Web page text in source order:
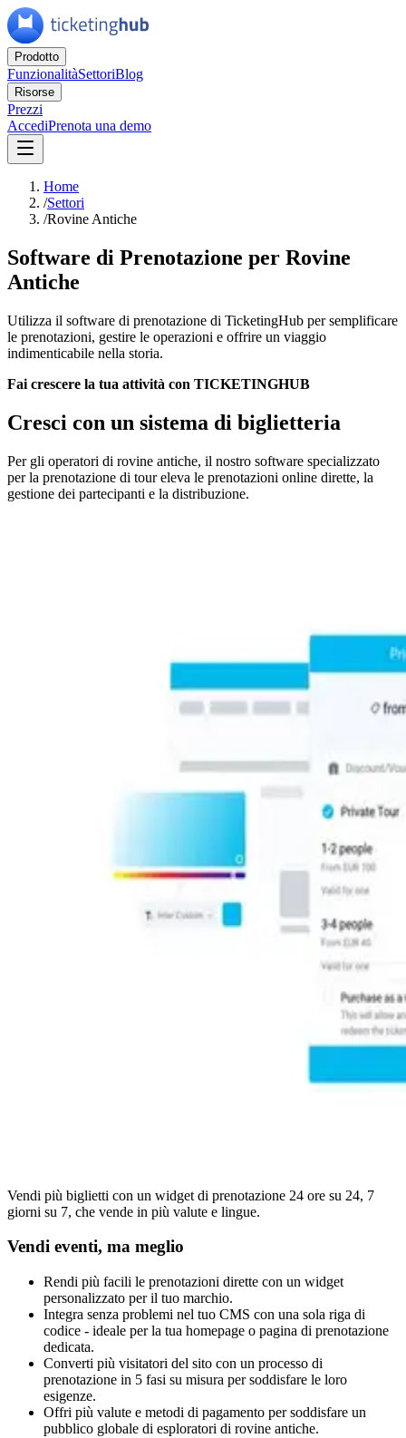
Prodotto
FunzionalitàSettoriBlog
Risorse
Prezzi
AccediPrenota una demo
Home
/Settori
/Rovine Antiche
Software di Prenotazione per Rovine
Antiche
Utilizza il software di prenotazione di TicketingHub per semplificare
le prenotazioni, gestire le operazioni e offrire un viaggio
indimenticabile nella storia.
Fai crescere la tua attività con TICKETINGHUB
Cresci con un sistema di biglietteria
Per gli operatori di rovine antiche, il nostro software specializzato
per la prenotazione di tour eleva le prenotazioni online dirette, la
gestione dei partecipanti e la distribuzione.
Vendi più biglietti con un widget di prenotazione 24 ore su 24, 7
giorni su 7, che vende in più valute e lingue.
Vendi eventi, ma meglio
Rendi più facili le prenotazioni dirette con un widget
personalizzato per il tuo marchio.
Integra senza problemi nel tuo CMS con una sola riga di
codice - ideale per la tua homepage o pagina di prenotazione
dedicata.
Converti più visitatori del sito con un processo di
prenotazione in 5 fasi su misura per soddisfare le loro
esigenze.
Offri più valute e metodi di pagamento per soddisfare un
pubblico globale di esploratori di rovine antiche.